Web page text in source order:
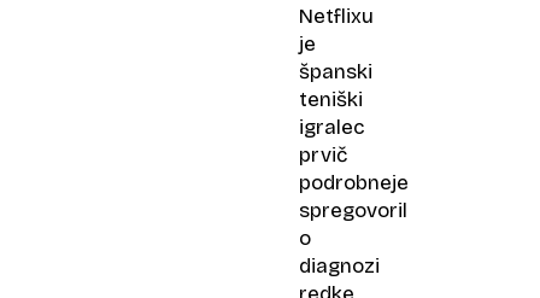
Netflixu
je
španski
teniški
igralec
prvič
podrobneje
spregovoril
o
diagnozi